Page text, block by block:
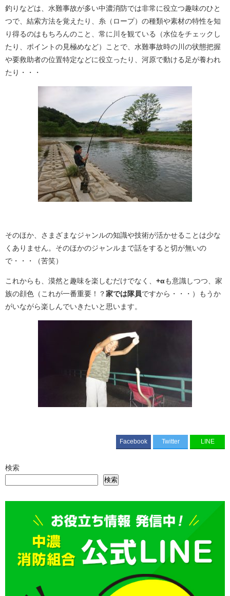
釣りなどは、水難事故が多い中濃消防では非常に役立つ趣味のひと
つで、結索方法を覚えたり、糸（ロープ）の種類や素材の特性を知
り得るのはもちろんのこと、常に川を観ている（水位をチェックし
たり、ポイントの見極めなど）ことで、水難事故時の川の状態把握
や要救助者の位置特定などに役立ったり、河原で動ける足が養われ
たり・・・
そのほか、さまざまなジャンルの知識や技術が活かせることは少な
くありません。そのほかのジャンルまで話をすると切が無いの
で・・・（苦笑）
これからも、漠然と趣味を楽しむだけでなく、 +αも意識しつつ、家
族の顔色（これが一番重要！？家では隊員ですから・・・）もうか
がいながら楽しんでいきたいと思います。
Facebook Twitter LINE
検索
検索